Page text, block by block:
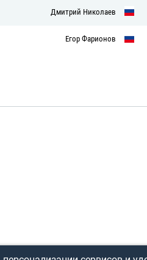
Дмитрий Николаев
Егор Фарионов